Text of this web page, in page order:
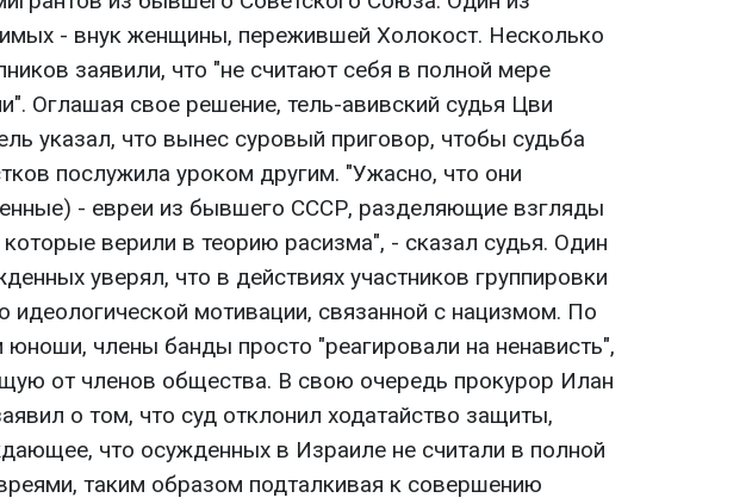
- внук женщины, пережившей Холокост. Несколько
заявили, что "не считают себя в полной мере
Оглашая свое решение, тель-авивский судья Цви
указал, что вынес суровый приговор, чтобы судьба
послужила уроком другим. "Ужасно, что они
- евреи из бывшего СССР, разделяющие взгляды
верили в теорию расизма", - сказал судья. Один
уверял, что в действиях участников группировки
идеологической мотивации, связанной с нацизмом. По
юноши, члены банды просто "реагировали на ненависть",
от членов общества. В свою очередь прокурор Илан
о том, что суд отклонил ходатайство защиты,
что осужденных в Израиле не считали в полной
таким образом подталкивая к совершению